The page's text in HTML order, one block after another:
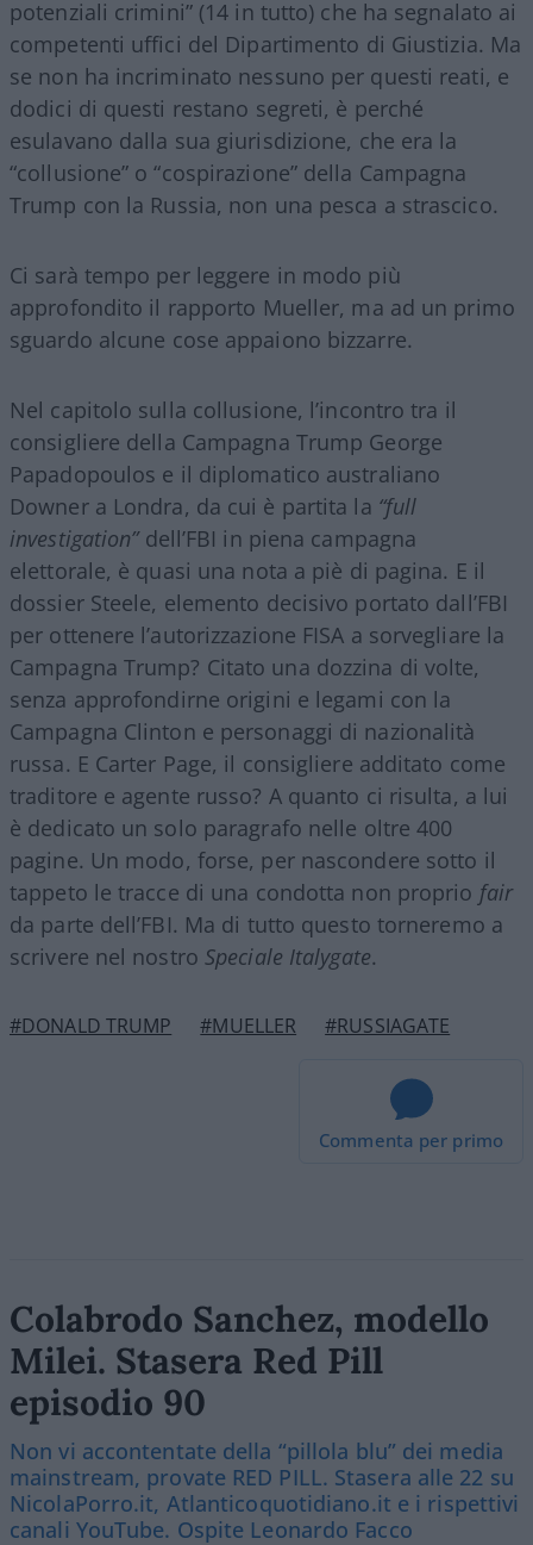
potenziali crimini” (14 in tutto) che ha segnalato ai
competenti uffici del Dipartimento di Giustizia. Ma
se non ha incriminato nessuno per questi reati, e
dodici di questi restano segreti, è perché
esulavano dalla sua giurisdizione, che era la
“collusione” o “cospirazione” della Campagna
Trump con la Russia, non una pesca a strascico.
Ci sarà tempo per leggere in modo più
approfondito il rapporto Mueller, ma ad un primo
sguardo alcune cose appaiono bizzarre.
Nel capitolo sulla collusione, l’incontro tra il
consigliere della Campagna Trump George
Papadopoulos e il diplomatico australiano
Downer a Londra, da cui è partita la “full
investigation”dell’FBI in piena campagna
elettorale, è quasi una nota a piè di pagina. E il
dossier Steele, elemento decisivo portato dall’FBI
per ottenere l’autorizzazione FISA a sorvegliare la
Campagna Trump? Citato una dozzina di volte,
senza approfondirne origini e legami con la
Campagna Clinton e personaggi di nazionalità
russa. E Carter Page, il consigliere additato come
traditore e agente russo? A quanto ci risulta, a lui
è dedicato un solo paragrafo nelle oltre 400
pagine. Un modo, forse, per nascondere sotto il
tappeto le tracce di una condotta non proprio fair
da parte dell’FBI. Ma di tutto questo torneremo a
scrivere nel nostroSpeciale Italygate.
#DONALD TRUMP #MUELLER #RUSSIAGATE
Commenta per primo
Colabrodo Sanchez, modello
Milei. Stasera Red Pill
episodio 90
Non vi accontentate della “pillola blu” dei media
mainstream, provate RED PILL. Stasera alle 22 su
NicolaPorro.it, Atlanticoquotidiano.it e i rispettivi
canali YouTube. Ospite Leonardo Facco